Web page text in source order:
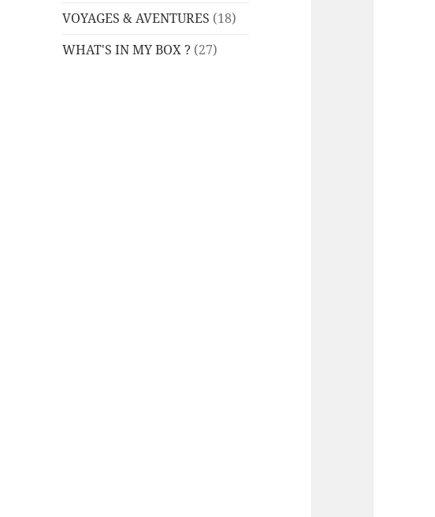
VOYAGES & AVENTURES (18)
WHAT'S IN MY BOX ? (27)